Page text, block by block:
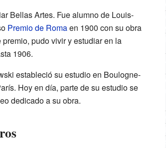
Bellas Artes. Fue alumno de Louis-
Premio de Romaen 1900 con su obra
premio, pudo vivir y estudiar en la
1906.
estableció su estudio en Boulogne-
Hoy en día, parte de su estudio se
dedicado a su obra.